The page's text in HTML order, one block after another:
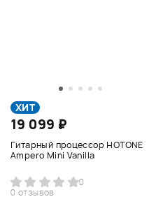
ХИТ
19 099 ₽
Гитарный процессор HOTONE
Ampero Mini Vanilla
0
0 отзывов